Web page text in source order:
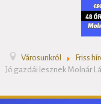
Városunkról
Friss
Jó gazdái lesznek Molnár